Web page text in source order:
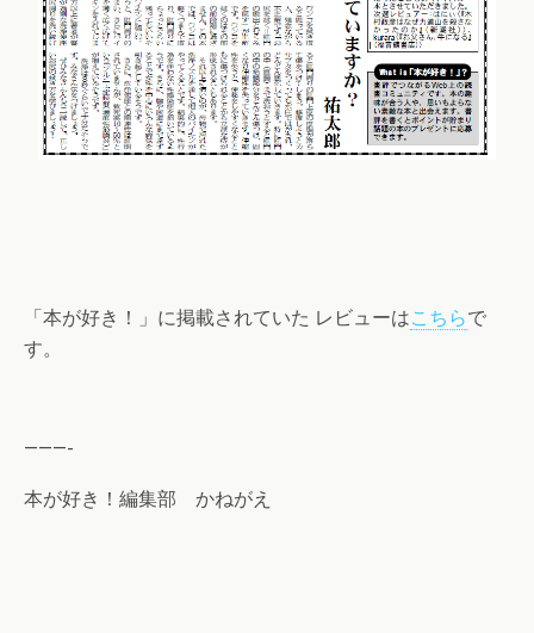
「本が好き！」に掲載されていた レビューはこちらで
す。
———-
本が好き！編集部 かねがえ